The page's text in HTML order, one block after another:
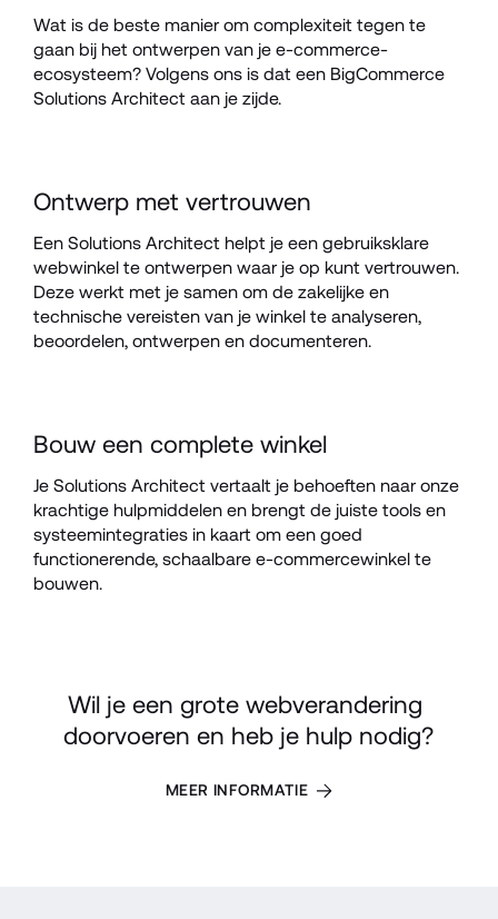
Wat is de beste manier om complexiteit tegen te
gaan bij het ontwerpen van je e-commerce-
ecosysteem? Volgens ons is dat een BigCommerce
Solutions Architect aan je zijde.
Ontwerp met vertrouwen
Een Solutions Architect helpt je een gebruiksklare
webwinkel te ontwerpen waar je op kunt vertrouwen.
Deze werkt met je samen om de zakelijke en
technische vereisten van je winkel te analyseren,
beoordelen, ontwerpen en documenteren.
Bouw een complete winkel
Je Solutions Architect vertaalt je behoeften naar onze
krachtige hulpmiddelen en brengt de juiste tools en
systeemintegraties in kaart om een goed
functionerende, schaalbare e-commercewinkel te
bouwen.
Wil je een grote webverandering
doorvoeren en heb je hulp nodig?
MEER INFORMATIE